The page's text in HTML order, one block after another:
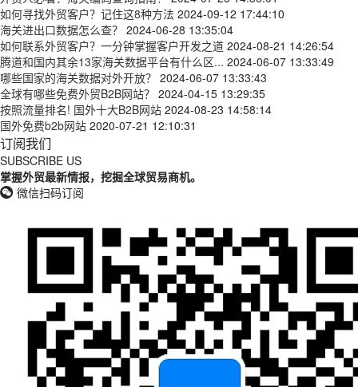
如何寻找外贸客户？记住这8种方法 2024-09-12 17:44:10
海关进出口数据怎么查？ 2024-06-28 13:35:04
如何联系外贸客户？一分钟掌握客户开发之道 2024-08-21 14:26:54
腾道和国内其余13家海关数据平台有什么区... 2024-06-07 13:33:49
哪些国家的海关数据对外开放？ 2024-06-07 13:33:43
全球有哪些免费外贸B2B网站？ 2024-04-15 13:29:35
按照流量排名! 国外十大B2B网站 2024-08-23 14:58:14
国外免费b2b网站 2020-07-21 12:10:31
订阅我们
SUBSCRIBE US
掌握外贸最新情报，挖掘全球贸易商机。
微信扫码订阅